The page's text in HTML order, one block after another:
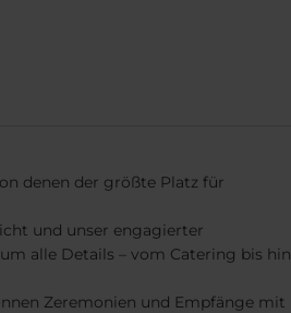
denen der größte Platz für
und unser engagierter
alle Details – vom Catering bis hin
Zeremonien und Empfänge mit